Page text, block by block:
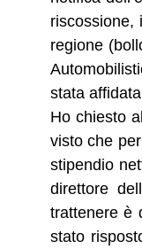
riscossione,
regione
stata
Ho chiesto
visto che
stipendio
direttore
trattenere è
stato